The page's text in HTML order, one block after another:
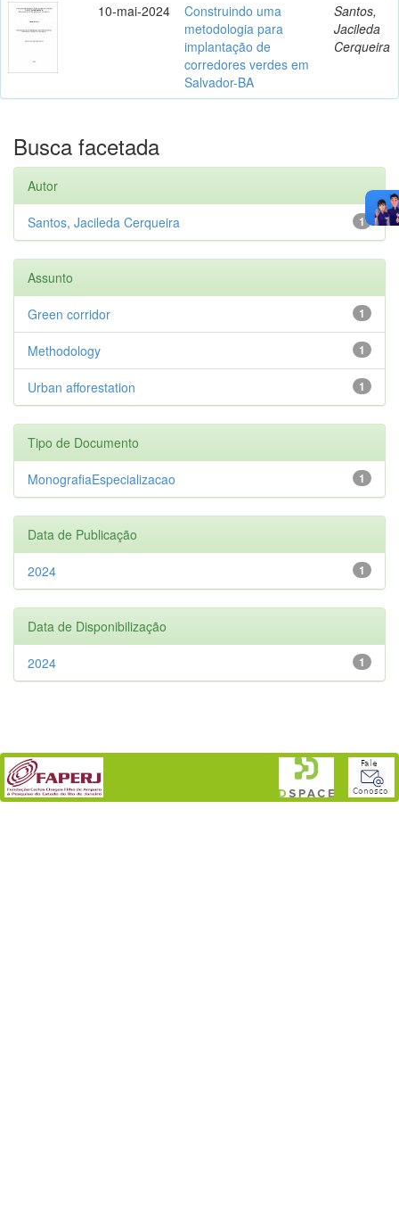
10-mai-2024
Construindo uma
metodologia para
implantação de
corredores verdes em
Salvador-BA
Santos,
Jacileda
Cerqueira
Busca facetada
Autor
1
Santos, Jacileda Cerqueira
Assunto
1
Green corridor
1
Methodology
1
Urban afforestation
Tipo de Documento
1
MonografiaEspecializacao
Data de Publicação
1
2024
Data de Disponibilização
1
2024